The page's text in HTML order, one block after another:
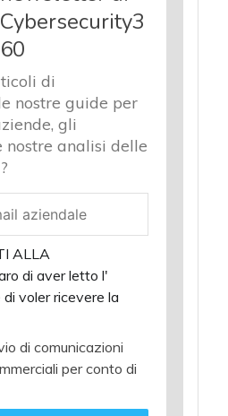
Cybersecurity3
60
di
nostre guide per
gli
analisi delle
ALLA
di aver letto l'
di voler ricevere la
di comunicazioni
per conto di